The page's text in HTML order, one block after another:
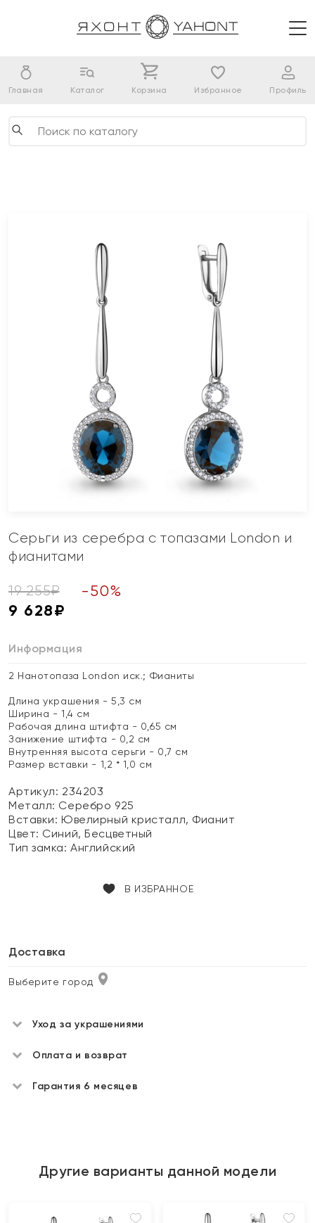
Главная Каталог Корзина Избранное Профиль
Серьги из серебра с топазами London и
фианитами
19 255₽ -50%
9 628₽
Информация
2 Нанотопаза London иск.; Фианиты
Длина украшения - 5,3 см
Ширина - 1,4 см
Рабочая длина штифта - 0,65 см
Занижение штифта - 0,2 см
Внутренняя высота серьги - 0,7 см
Размер вставки - 1,2 * 1,0 см
Артикул: 234203
Металл: Серебро 925
Вставки:Ювелирный кристалл, Фианит
Цвет: Синий, Бесцветный
Тип замка:Английский
В ИЗБРАННОЕ
Доставка
Выберите город
Уход за украшениями
Оплата и возврат
Гарантия 6 месяцев
Другие варианты данной модели